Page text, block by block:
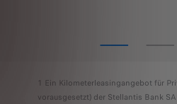
1 Ein Kilometerleasingangebot für
vorausgesetzt) der Stellantis Bank